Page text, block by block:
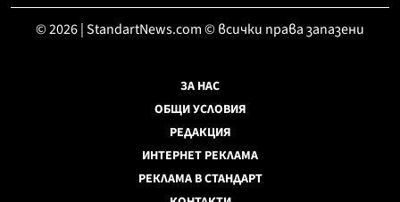
© 2026 | StandartNews.com © всички права запазени
ЗА НАС
ОБЩИ УСЛОВИЯ
РЕДАКЦИЯ
ИНТЕРНЕТ РЕКЛАМА
РЕКЛАМА В СТАНДАРТ